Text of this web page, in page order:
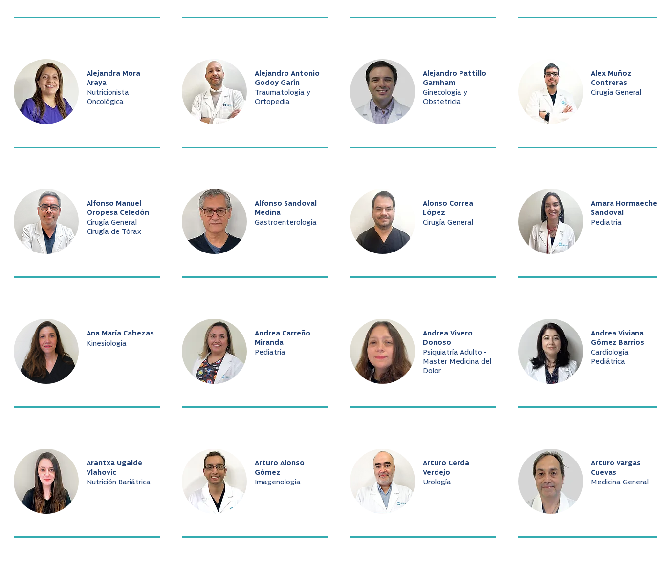
Alejandra Mora
Araya
Nutricionista
Oncológica
Alfonso Manuel
Oropesa Celedón
Cirugía General
Cirugía de Tórax
Ana María Cabezas
Kinesiología
Arantxa Ugalde
Vlahovic
Nutrición Bariátrica
Alejandro Antonio
Godoy Garín
Traumatología y
Ortopedia
Alfonso Sandoval
Medina
Gastroenterología
Andrea Carreño
Miranda
Pediatría
Arturo Alonso
Gómez
Imagenología
Alejandro Pattillo
Garnham
Ginecología y
Obstetricia
Alonso Correa
López
Cirugía General
Andrea Vivero
Donoso
Psiquiatría Adulto -
Master Medicina del
Dolor
Arturo Cerda
Verdejo
Urología
Alex Muñoz
Contreras
Cirugía General
Amara
Sandoval
Pediatría
Andrea Viviana
Gómez Barrios
Cardiología
Pediátrica
Arturo Vargas
Cuevas
Medicina General